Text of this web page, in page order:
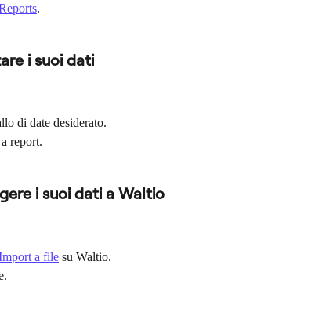
.
i suoi dati
di date desiderato.
report.
i suoi dati a Waltio
a file su Waltio.